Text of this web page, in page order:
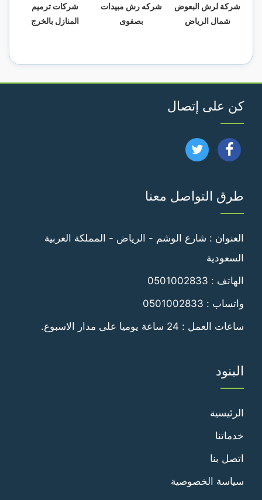
شركة لرش البعوض
شمال الرياض
شركه رش مبيدات
بصفوى
شركات ترميم
المنازل بالخرج
كن على إتصال
تابعنا
فيسبوك
تابعنا
طرق التواصل معنا
العنوان : شارع الوشم - الرياض - المملكة العربية
السعودية
الهاتف : 0501002833
واتساب : 0501002833
ساعات العمل : 24 ساعة يوميا على مدار الاسبوع.
البنود
الرئيسية
خدماتنا
اتصل بنا
سياسة الخصوصية